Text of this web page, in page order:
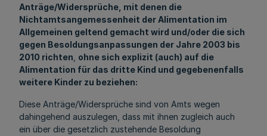
Anträge/Widersprüche, mit denen die
Nichtamtsangemessenheit der Alimentation im
Allgemeinen geltend gemacht wird und/oder die sich
gegen Besoldungsanpassungen der Jahre 2003 bis
2010 richten ohne sich explizit (auch) auf die
Alimentation für das dritte Kind und gegebenenfalls
weitere Kinder zu beziehen:
Diese Anträge/Widersprüche sind von Amts wegen
dahingehend auszulegen, dass mit ihnen zugleich auch
ein über die gesetzlich zustehende Besoldung